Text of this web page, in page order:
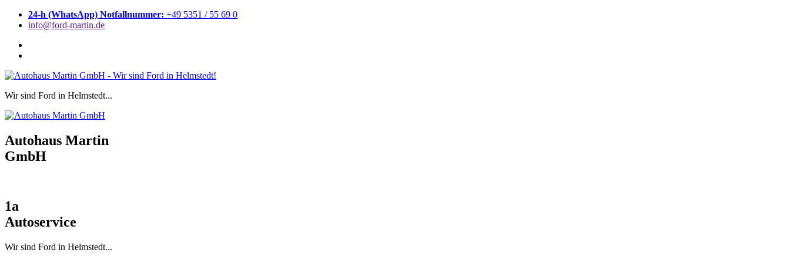
Zum
Inhalt
24-h (WhatsApp) Notfallnummer: +49 5351 / 55 69 0
info@ford-martin.de
Wir sind Ford in Helmstedt...
Autohaus Martin
GmbH
1a
Autoservice
Wir sind Ford in Helmstedt...